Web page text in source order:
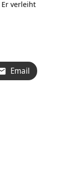
verleiht
Email